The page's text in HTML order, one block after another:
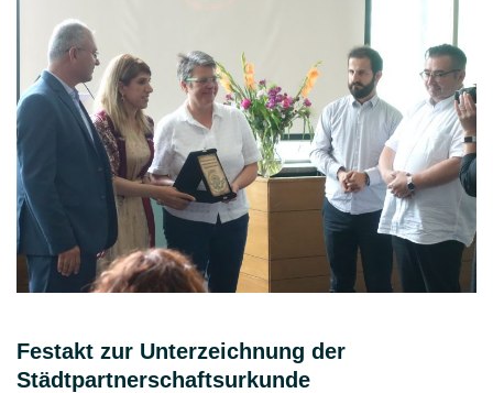
Festakt zur Unterzeichnung der
Städtpartnerschaftsurkunde